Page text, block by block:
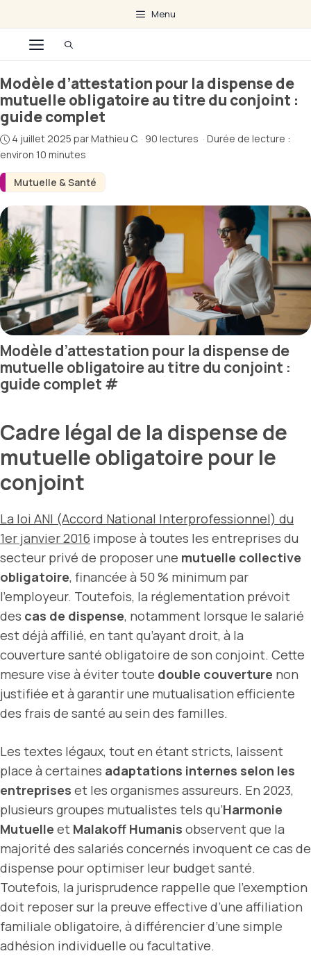
au
contenu
Menu
Menu
Mutuelle & Santé
Modèle d’attestation pour la dispense de
mutuelle obligatoire au titre du conjoint :
guide complet
4 juillet 2025 parMathieu C. · 90 lectures · Durée de lecture :
environ 10 minutes
Modèle d’attestation pour la dispense de
mutuelle obligatoire au titre du conjoint :
guide complet #
Cadre légal de la dispense de
mutuelle obligatoire pour le
conjoint
La loi ANI (Accord National Interprofessionnel) du
1er janvier 2016 impose à toutes les entreprises du
secteur privé de proposer une mutuelle collective
obligatoire, financée à 50 % minimum par
l’employeur. Toutefois, la réglementation prévoit
des cas de dispense, notamment lorsque le salarié
est déjà affilié, en tant qu’ayant droit, à la
couverture santé obligatoire de son conjoint. Cette
mesure vise à éviter toute double couverture non
justifiée et à garantir une mutualisation efficiente
des frais de santé au sein des familles.
Les textes légaux, tout en étant stricts, laissent
place à certaines adaptations internes selon les
entreprises et les organismes assureurs. En 2023,
plusieurs groupes mutualistes tels qu’Harmonie
Mutuelle et Malakoff Humanis observent que la
majorité des salariés concernés invoquent ce cas de
dispense pour optimiser leur budget santé.
Toutefois, la jurisprudence rappelle que l’exemption
doit reposer sur la preuve effective d’une affiliation
familiale obligatoire, à différencier d’une simple
adhésion individuelle ou facultative.